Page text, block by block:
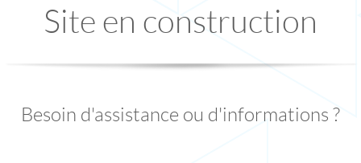
Site en construction
Besoin d'assistance ou d'informations ?